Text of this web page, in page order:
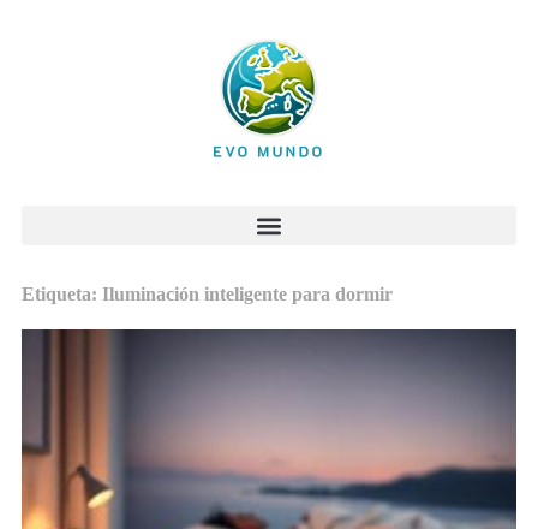
Etiqueta: Iluminación inteligente para dormir